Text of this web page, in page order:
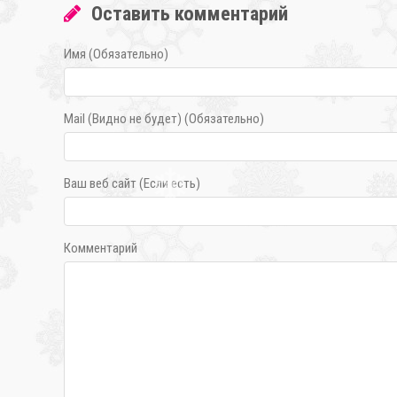
Оставить комментарий
Имя (Обязательно)
Mail (Видно не будет) (Обязательно)
Ваш веб сайт (Если есть)
Комментарий